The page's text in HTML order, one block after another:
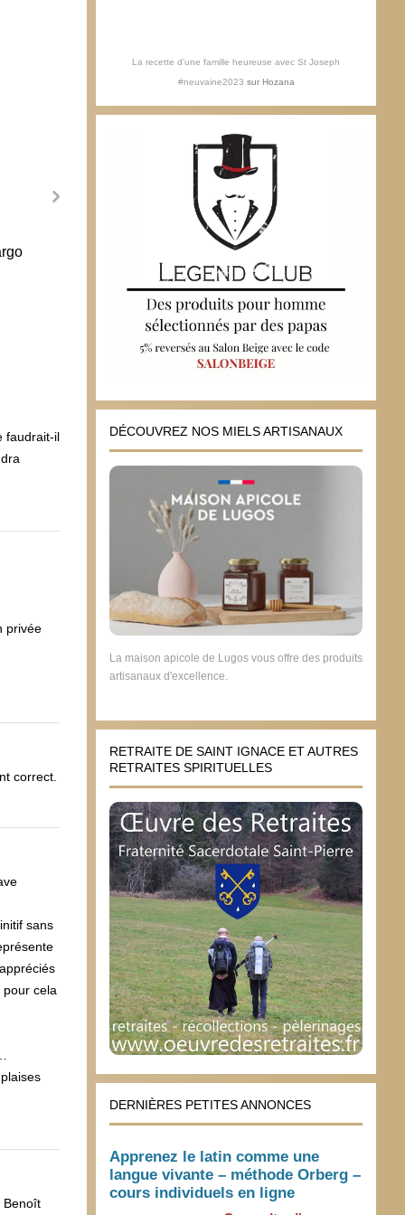
Conclusions de la conférence
9 novembre 2006
faudrait-il
privée
correct.
sans
cela
Benoît
La recette d'une famille heureuse avec St Joseph
#neuvaine2023 sur Hozana
DÉCOUVREZ NOS MIELS ARTISANAUX
La maison apicole de Lugos vous offre des produits
artisanaux d'excellence.
RETRAITE DE SAINT IGNACE ET AUTRES
RETRAITES SPIRITUELLES
DERNIÈRES PETITES ANNONCES
Apprenez le latin comme une
langue vivante – méthode Orberg –
cours individuels en ligne